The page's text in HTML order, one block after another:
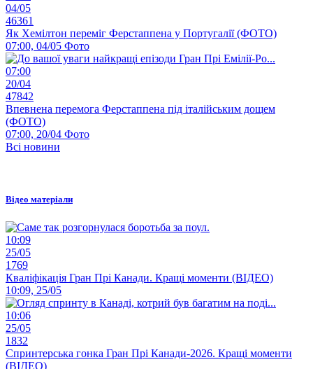
04/05
46361
Як Хемілтон переміг Ферстаппена у Португалії (ФОТО)
07:00, 04/05 Фото
07:00
20/04
47842
Впевнена перемога Ферстаппена під італійським дощем
(ФОТО)
07:00, 20/04 Фото
Всі новини
Відео матеріали
10:09
25/05
1769
Кваліфікація Гран Прі Канади. Кращі моменти (ВІДЕО)
10:09, 25/05
10:06
25/05
1832
Спринтерська гонка Гран Прі Канади-2026. Кращі моменти
(ВІДЕО)